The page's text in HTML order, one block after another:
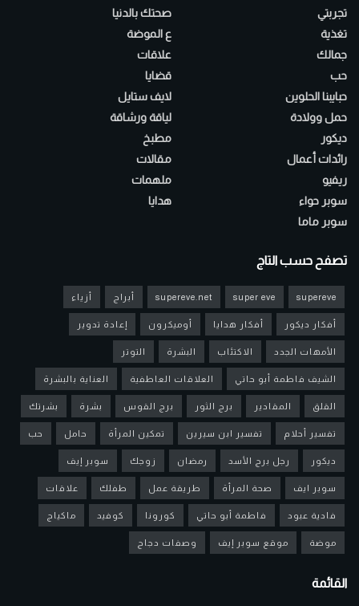
تجربتي
تغذية
جمالك
حب
حبايبنا الحلوين
حمل وولادة
ديكور
رائدات أعمال
ريفيو
سوبر حواء
سوبر ماما
صحتك بالدنيا
ع الموضة
علاقات
قضايا
لايف ستايل
لياقة ورشاقة
مطبخ
مقالات
ملهمات
هدايا
تصفح حسب التاج
supereve
super eve
supereve.net أبراج أزياء
أفكار ديكور أفكار هدايا أوميكرون إعادة تدوير
الأمهات الجدد الاكتئاب البشرة التوتر
الشيف فاطمة أبو حاتي العلاقات العاطفية العناية بالبشرة
القلق المقادير برج الثور برج القوس بشرة بشرتك
تفسير أحلام تفسير ابن سيرين تمكين المرأة حامل حب
ديكور رجل برج الأسد رمضان زوجك سوبر إيف
سوبر ايف صحة المرأة طريقة عمل طفلك علاقات
فادية عبود فاطمة أبو حاتي كورونا كوفيد ماكياج
موضة موقع سوبر إيف وصفات دجاج
القائمة